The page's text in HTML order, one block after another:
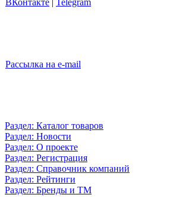
Рассылка на e-mail
Раздел: Каталог товаров
Раздел: Новости
Раздел: О проекте
Раздел: Регистрация
Раздел: Справочник компаний
Раздел: Рейтинги
Раздел: Бренды и ТМ